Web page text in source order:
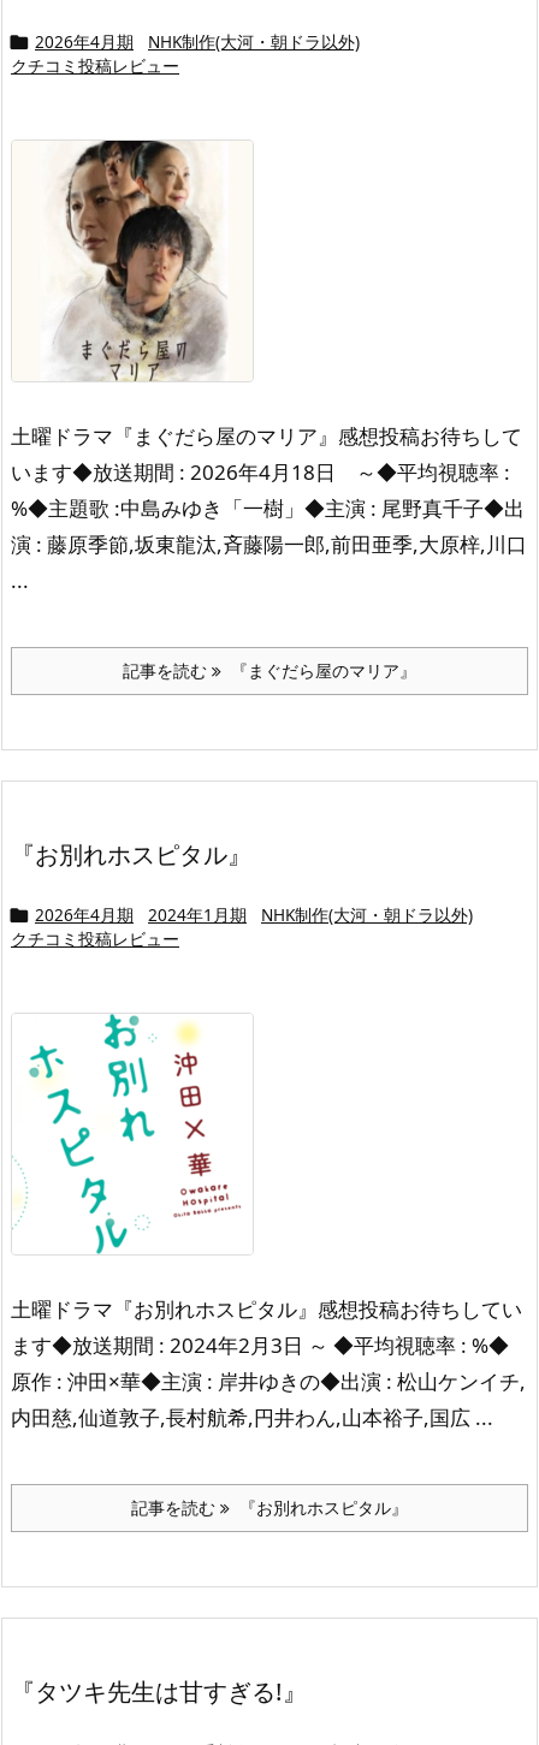
 2026年4月期
NHK制作(大河・朝ドラ以外)
クチコミ投稿レビュー
土曜ドラマ『まぐだら屋のマリア』感想投稿お待ちして
います◆放送期間 : 2026年4月18日 ～◆平均視聴率 :
%◆主題歌 :中島みゆき「一樹」◆主演 : 尾野真千子◆出
演 : 藤原季節,坂東龍汰,斉藤陽一郎,前田亜季,大原梓,川口
...
記事を読む 『まぐだら屋のマリア』
『お別れホスピタル』
 2026年4月期 2024年1月期
NHK制作(大河・朝ドラ以外)
クチコミ投稿レビュー
土曜ドラマ『お別れホスピタル』感想投稿お待ちしてい
ます◆放送期間 : 2024年2月3日 ～ ◆平均視聴率 : %◆
原作 : 沖田×華◆主演 : 岸井ゆきの◆出演 : 松山ケンイチ,
内田慈,仙道敦子,長村航希,円井わん,山本裕子,国広 ...
記事を読む 『お別れホスピタル』
『タツキ先生は甘すぎる!』